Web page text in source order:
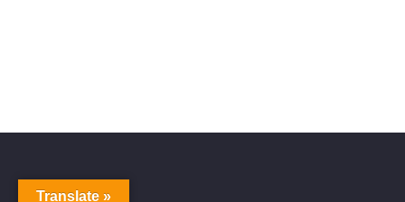
Translate »